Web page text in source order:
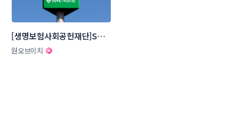
[생명보험사회공헌재단]SOS
생명의전화 디자인 리뉴얼 공
원오브이치